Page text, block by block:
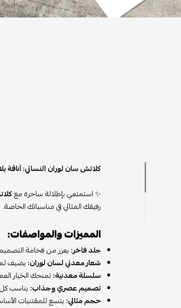
كلاتش سان لوران النسائي: أناقة
✨ استمتعي بإطلالة ساحرة مع
رفيقك المثالي في مناسباتك الخاصة.
المميزات والمواصفات:
جلد فاخر: يعزز من فخامة
شعار معدني لسان لوران: يضيف
سلسلة معدنية:تمنحك الخيار
تصميم عصري وجذاب: يناسب
حجم مثالي: يتسع للمقتنيات